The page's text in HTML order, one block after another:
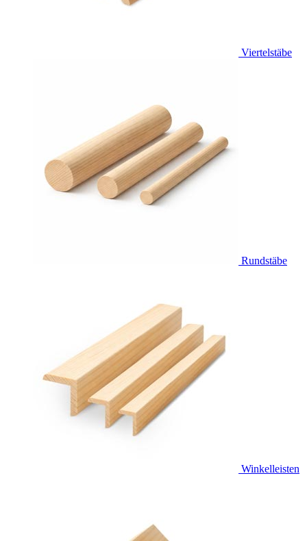
Viertelstäbe
Rundstäbe
Winkelleisten